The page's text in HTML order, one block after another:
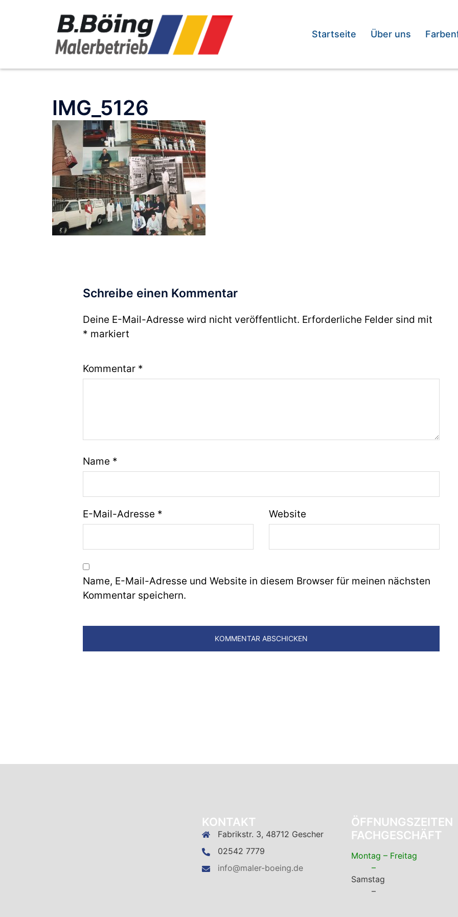
Startseite Über uns
IMG_5126
Schreibe einen Kommentar
Deine E-Mail-Adresse wird nicht veröffentlicht. Erforderliche Felder sind mit
* markiert
Kommentar *
Name *
E-Mail-Adresse * Website
Name, E-Mail-Adresse und Website in diesem Browser für meinen nächsten
Kommentar speichern.
KONTAKT
Fabrikstr. 3, 48712 Gescher
02542 7779
info@maler-boeing.de
ÖFFNUNGSZEITEN
FACHGESCHÄFT
Montag – Freitag
–
Samstag
–